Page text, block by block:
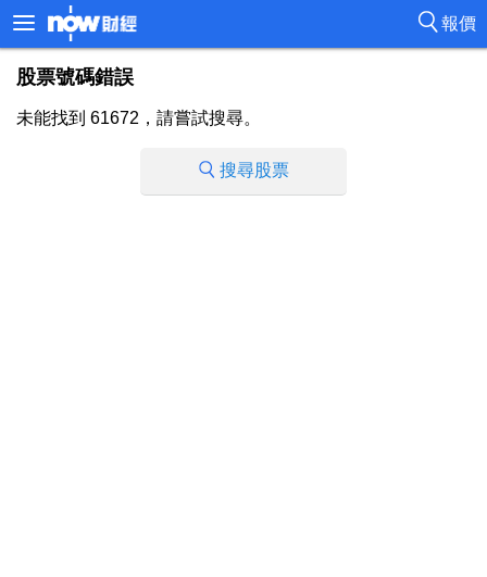
報價
股票號碼錯誤
未能找到 61672，請嘗試搜尋。
搜尋股票